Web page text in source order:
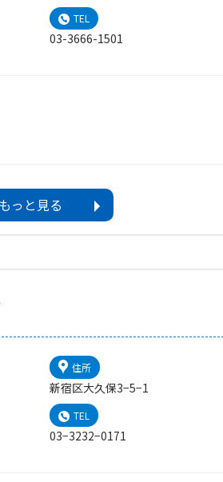
TEL
03-3666-1501
9時30分
合は翌日）
もっと見る
住所
新宿区大久保3−5−1
TEL
03−3232−0171